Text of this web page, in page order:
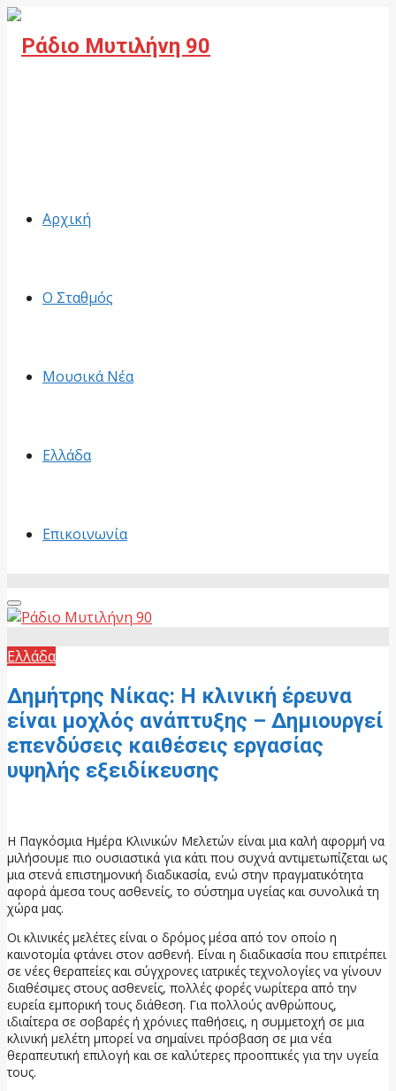
Αρχική
Ο Σταθμός
Μουσικά Νέα
Ελλάδα
Επικοινωνία
Primary
Menu
Ελλάδα
Δημήτρης Νίκας: H κλινική έρευνα
είναι μοχλός ανάπτυξης – Δημιουργεί
επενδύσεις καιθέσεις εργασίας
υψηλής εξειδίκευσης
Η Παγκόσμια Ημέρα Κλινικών Μελετών είναι μια καλή αφορμή να
μιλήσουμε πιο ουσιαστικά για κάτι που συχνά αντιμετωπίζεται ως
μια στενά επιστημονική διαδικασία, ενώ στην πραγματικότητα
αφορά άμεσα τους ασθενείς, το σύστημα υγείας και συνολικά τη
χώρα μας.
Οι κλινικές μελέτες είναι ο δρόμος μέσα από τον οποίο η
καινοτομία φτάνει στον ασθενή. Είναι η διαδικασία που επιτρέπει
σε νέες θεραπείες και σύγχρονες ιατρικές τεχνολογίες να γίνουν
διαθέσιμες στους ασθενείς, πολλές φορές νωρίτερα από την
ευρεία εμπορική τους διάθεση. Για πολλούς ανθρώπους,
ιδιαίτερα σε σοβαρές ή χρόνιες παθήσεις, η συμμετοχή σε μια
κλινική μελέτη μπορεί να σημαίνει πρόσβαση σε μια νέα
θεραπευτική επιλογή και σε καλύτερες προοπτικές για την υγεία
τους.